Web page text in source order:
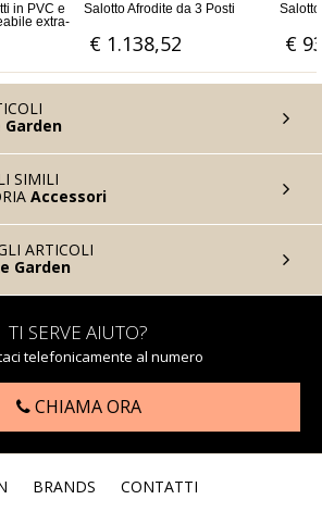
3 Posti Salotto Afrodite da 2 Posti
€ 936,89 €
Garden
SIMILI
Accessori
ARTICOLI
Garden
TI SERVE AIUTO?
telefonicamente al numero
CHIAMA ORA
BRANDS CONTATTI